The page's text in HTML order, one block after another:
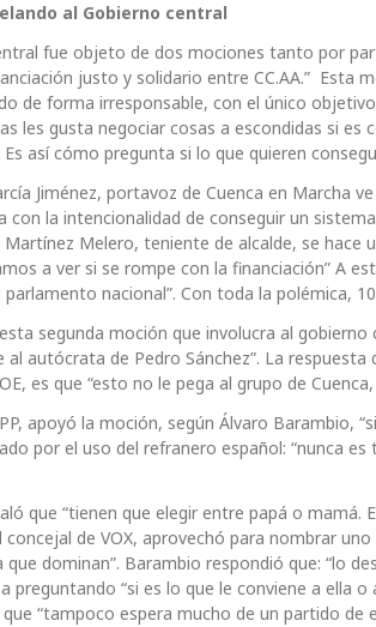
al Gobierno central
fue objeto de dos mociones tanto por
justo y solidario entre CC.AA.” Esta
de forma irresponsable, con el único
les gusta negociar cosas a escondidas si
Es así cómo pregunta si lo que quieren
Jiménez, portavoz de Cuenca en Marcha
con la intencionalidad de conseguir un
Martínez Melero, teniente de alcalde, se hace
a ver si se rompe con la financiación” A
nacional”. Con toda la polémica,
segunda moción que involucra al
autócrata de Pedro Sánchez”. La
es que “esto no le pega al grupo de
apoyó la moción, según Álvaro Barambio,
por el uso del refranero español: “nunca es
que “tienen que elegir entre papá o
concejal de VOX, aprovechó para nombrar
que dominan”. Barambio respondió que: “lo
preguntando “si es lo que le conviene a ella
“tampoco espera mucho de un partido